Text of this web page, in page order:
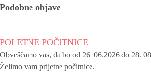
Podobne objave
POLETNE POČITNICE
Obveščamo vas, da bo od 26. 06.2026 do 28.
Želimo vam prijetne počitnice.